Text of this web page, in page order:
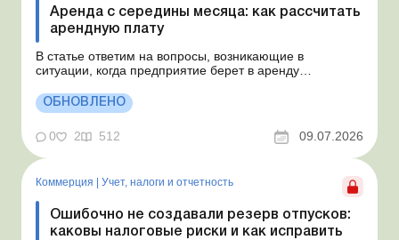
Аренда с середины месяца: как рассчитать
арендную плату
В статье ответим на вопросы, возникающие в
ситуации, когда предприятие берет в аренду
действовать с середины месяца. Предприятие
арендует у физлица автомобиль с 15.07.2026.
Согласно условиям договора арендная плата
составляет 4 000 грн в месяц. Возн...
ОБНОВЛЕНО
0 2 512 09.07.2026
Коммерция Учет, налоги и отчетность
Ошибочно не создавали резерв отпусков:
каковы налоговые риски и как исправить